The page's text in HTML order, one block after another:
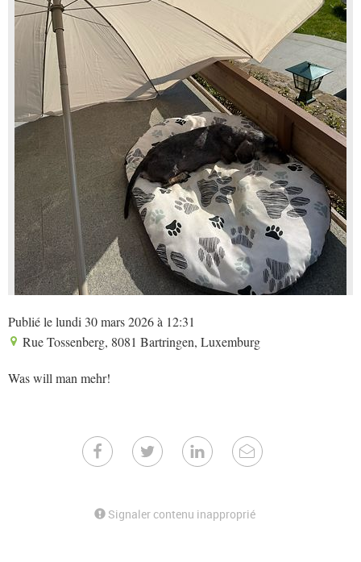
Publié le lundi 30 mars 2026 à 12:31
Rue Tossenberg, 8081 Bartringen, Luxemburg
Was will man mehr!
Signaler contenu inapproprié